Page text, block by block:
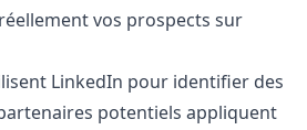
vos prospects sur
LinkedIn pour identifier des
potentiels appliquent